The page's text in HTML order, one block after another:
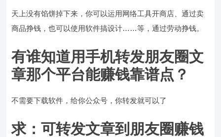
天上没有馅饼掉下来，你可以运用网络工具开商店、通过卖
商品挣钱，也可以使用软件搞设计……等，通过劳动挣钱。
有谁知道用手机转发朋友圈文
章那个平台能赚钱靠谱点？
不需要下载软件，给你公众号，你转发就可以了
求：可转发文章到朋友圈赚钱